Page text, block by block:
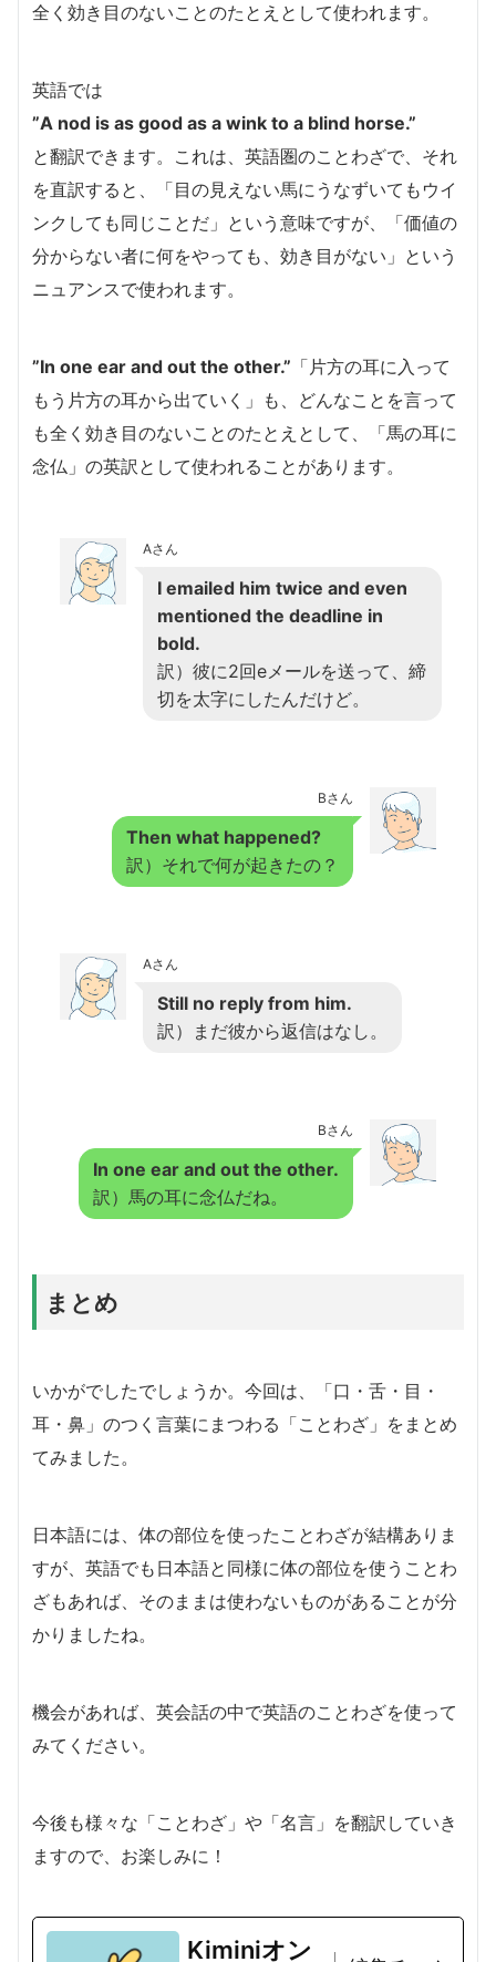
全く効き目のないことのたとえとして使われます。
英語では
”A nod is as good as a wink to a blind horse.”
と翻訳できます。これは、英語圏のことわざで、それ
を直訳すると、「目の見えない馬にうなずいてもウイ
ンクしても同じことだ」という意味ですが、「価値の
分からない者に何をやっても、効き目がない」という
ニュアンスで使われます。
”In one ear and out the other.” 「片方の耳に入って
もう片方の耳から出ていく」も、どんなことを言って
も全く効き目のないことのたとえとして、「馬の耳に
念仏」の英訳として使われることがあります。
Aさん
I emailed him twice and even
mentioned the deadline in
bold.
訳）彼に2回eメールを送って、締
切を太字にしたんだけど。
Bさん
Then what happened?
訳）それで何が起きたの？
Aさん
Still no reply from him.
訳）まだ彼から返信はなし。
Bさん
In one ear and out the other.
訳）馬の耳に念仏だね。
まとめ
いかがでしたでしょうか。今回は、「口・舌・目・
耳・鼻」のつく言葉にまつわる「ことわざ」をまとめ
てみました。
日本語には、体の部位を使ったことわざが結構ありま
すが、英語でも日本語と同様に体の部位を使うことわ
ざもあれば、そのままは使わないものがあることが分
かりましたね。
機会があれば、英会話の中で英語のことわざを使って
みてください。
今後も様々な「ことわざ」や「名言」を翻訳していき
ますので、お楽しみに！
Kiminiオン